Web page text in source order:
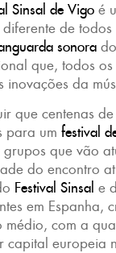
Sinsal de Vigo é
diferente de
sonora
que, todos
inovações da
que centenas
para um festival
grupos que vão
do encontro
Festival Sinsal e
em Espanha,
médio, com a
capital europeia